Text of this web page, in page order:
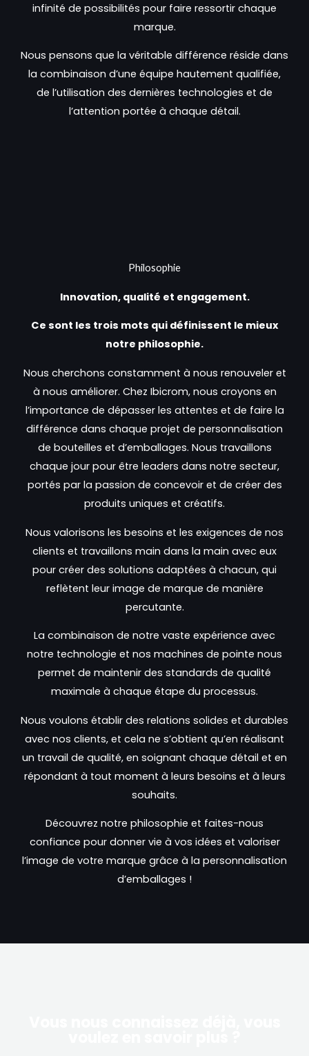
infinité de possibilités pour faire ressortir chaque
marque.
Nous pensons que la véritable différence réside dans
la combinaison d’une équipe hautement qualifiée,
de l’utilisation des dernières technologies et de
l’attention portée à chaque détail.
Philosophie
Innovation, qualité et engagement.
Ce sont les trois mots qui définissent le mieux
notre philosophie.
Nous cherchons constamment à nous renouveler et
à nous améliorer. Chez Ibicrom, nous croyons en
l’importance de dépasser les attentes et de faire la
différence dans chaque projet de personnalisation
de bouteilles et d’emballages. Nous travaillons
chaque jour pour être leaders dans notre secteur,
portés par la passion de concevoir et de créer des
produits uniques et créatifs.
Nous valorisons les besoins et les exigences de nos
clients et travaillons main dans la main avec eux
pour créer des solutions adaptées à chacun, qui
reflètent leur image de marque de manière
percutante.
La combinaison de notre vaste expérience avec
notre technologie et nos machines de pointe nous
permet de maintenir des standards de qualité
maximale à chaque étape du processus.
Nous voulons établir des relations solides et durables
avec nos clients, et cela ne s’obtient qu’en réalisant
un travail de qualité, en soignant chaque détail et en
répondant à tout moment à leurs besoins et à leurs
souhaits.
Découvrez notre philosophie et faites-nous
confiance pour donner vie à vos idées et valoriser
l’image de votre marque grâce à la personnalisation
d’emballages !